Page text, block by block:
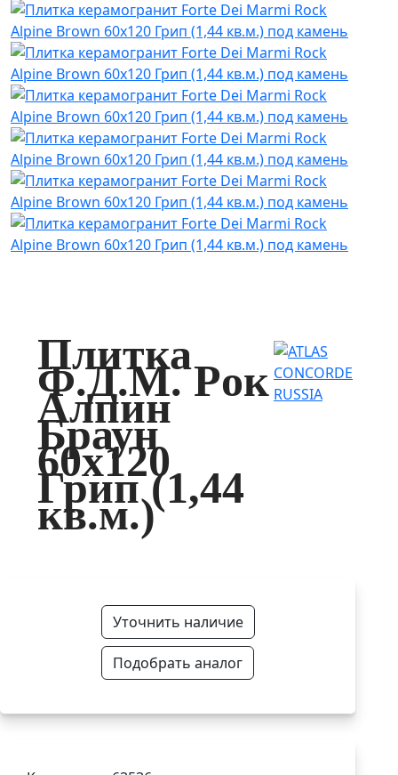
Плитка
Ф.Д.М. Pок
Алпин
Браун
60x120
Грип (1,44
кв.м.)
Уточнить наличие
Подобрать аналог